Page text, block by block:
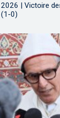
| Victoire
(1-0)